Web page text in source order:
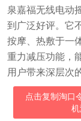
泉嘉福无线电动
到广泛好评。它
按摩、热敷于一
重力减压功能，
用户带来深层次
点击复制淘口